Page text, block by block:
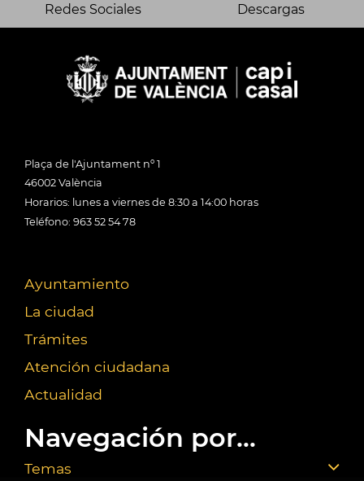
Redes Sociales Descargas
Plaça de l'Ajuntament nº 1
46002 València
Horarios: lunes a viernes de 8:30 a 14:00 horas
Teléfono: 963 52 54 78
Ayuntamiento
La ciudad
Trámites
Atención ciudadana
Actualidad
Navegación por...
Temas